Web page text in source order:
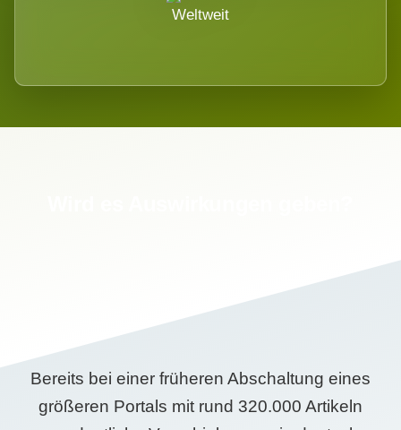
Weltweit
Bereits bei einer früheren Abschaltung eines
größeren Portals mit rund 320.000 Artikeln